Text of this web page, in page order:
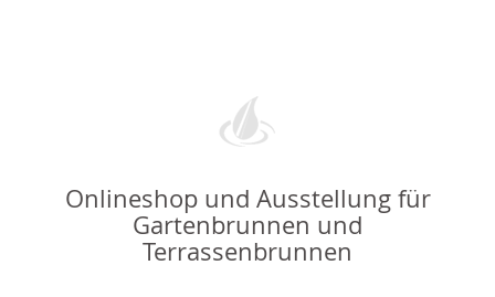
Onlineshop und Ausstellung für
Gartenbrunnen und
Terrassenbrunnen